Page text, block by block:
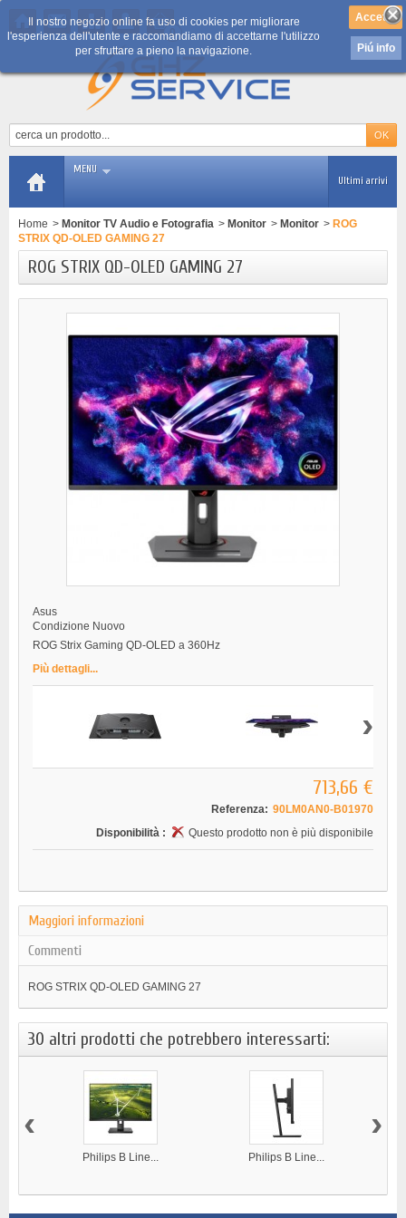
0
MENU
Ultimi arrivi
Il nostro negozio online fa uso di cookies per migliorare
l'esperienza dell'utente e raccomandiamo di accettarne l'utilizzo
per sfruttare a pieno la navigazione.
Piú info
Home > Monitor TV Audio e Fotografia > Monitor > Monitor > ROG
STRIX QD-OLED GAMING 27
ROG STRIX QD-OLED GAMING 27
Asus
Condizione Nuovo
ROG Strix Gaming QD-OLED a 360Hz
Più dettagli...
›
713,66 €
Referenza: 90LM0AN0-B01970
Disponibilità :
Questo prodotto non è più disponibile
Maggiori informazioni
Commenti
ROG STRIX QD-OLED GAMING 27
30 altri prodotti che potrebbero interessarti:
Philips B Line... Philips B Line...
‹ ›